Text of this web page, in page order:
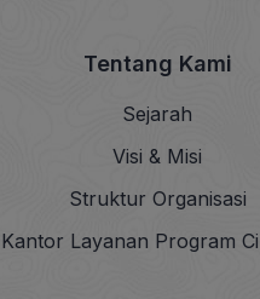
Tentang Kami
Sejarah
Visi & Misi
Struktur Organisasi
Kantor Layanan Program